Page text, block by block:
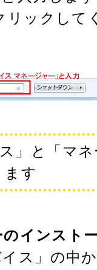
リックして
」と「マ
ます
インスト
イス」の中